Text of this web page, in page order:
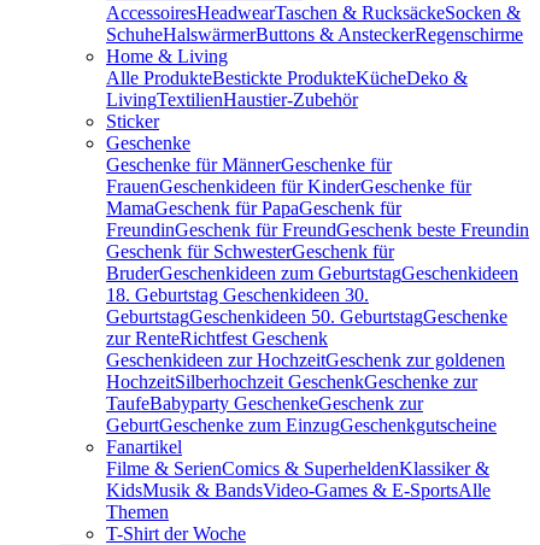
AccessoiresHeadwearTaschen & RucksäckeSocken &
SchuheHalswärmerButtons & AnsteckerRegenschirme
Home & Living
Alle ProdukteBestickte ProdukteKücheDeko &
LivingTextilienHaustier-Zubehör
Sticker
Geschenke
Geschenke für MännerGeschenke für
FrauenGeschenkideen für KinderGeschenke für
MamaGeschenk für PapaGeschenk für
FreundinGeschenk für FreundGeschenk beste Freundin
Geschenk für SchwesterGeschenk für
BruderGeschenkideen zum GeburtstagGeschenkideen
18. Geburtstag Geschenkideen 30.
GeburtstagGeschenkideen 50. GeburtstagGeschenke
zur RenteRichtfest Geschenk
Geschenkideen zur HochzeitGeschenk zur goldenen
HochzeitSilberhochzeit GeschenkGeschenke zur
TaufeBabyparty GeschenkeGeschenk zur
GeburtGeschenke zum EinzugGeschenkgutscheine
Fanartikel
Filme & SerienComics & SuperheldenKlassiker &
KidsMusik & BandsVideo-Games & E-SportsAlle
Themen
T-Shirt der Woche